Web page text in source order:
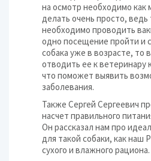
на осмотр необходимо как
делать очень просто, ведь
необходимо проводить
одно посещение пройти и
собака уже в возрасте, то
отводить ее к ветеринару
что поможет выявить
заболевания.
Также Сергей Сергеевич
насчет правильного
Он рассказал нам про
для такой собаки, как наш
сухого и влажного рациона.